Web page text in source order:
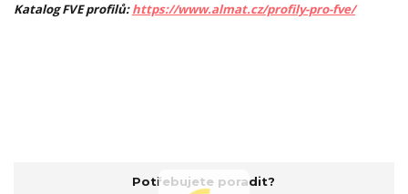
Katalog FVE profilů:https://www.almat.cz/profily-pro-fve/
Potřebujete poradit?